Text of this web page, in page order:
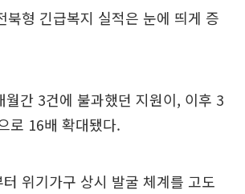
북형 긴급복지 실적은 눈에 띄게 증
월간 3건에 불과했던 지원이, 이후 3
로 16배 확대됐다.
위기가구 상시 발굴 체계를 고도